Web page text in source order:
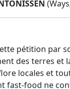
pétition par
des terres et
locales et
fast-food ne